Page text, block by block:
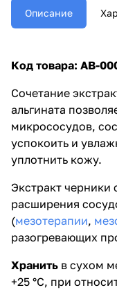
Описание
Код товара: AB-
Сочетание
альгината
микрососудов,
успокоить и
уплотнить кожу.
Экстракт черники
расширения
(мезотерапии,
разогревающих
Хранить в сухом
+25 °С, при